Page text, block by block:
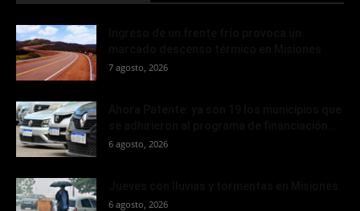
7 agosto, 2026
6 agosto, 2026
6 agosto, 2026